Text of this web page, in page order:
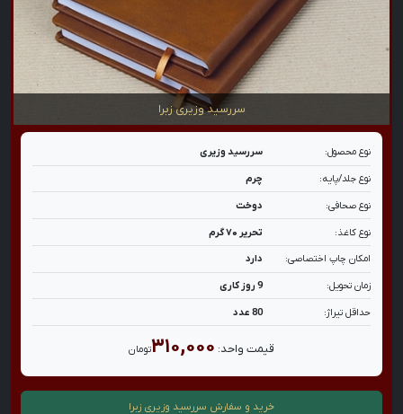
سررسید وزیری زبرا
نوع محصول: سررسید وزیری
نوع جلد/پایه: چرم
نوع صحافی: دوخت
نوع کاغذ: تحریر ۷۰ گرم
امکان چاپ اختصاصی: دارد
زمان تحویل: 9 روز کاری
حداقل تیراژ: 80 عدد
قیمت واحد: ۳۱۰,۰۰۰تومان
خرید و سفارش سررسید وزیری زبرا